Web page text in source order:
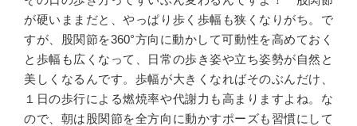
が硬いままだと、やっぱり歩く歩幅も狭くなりがち。で
すが、股関節を360°方向に動かして可動性を高めておく
と歩幅も広くなって、日常の歩き姿や立ち姿勢が自然と
美しくなるんです。歩幅が大きくなればそのぶんだけ、
１日の歩行による燃焼率や代謝力も高まりますよね。な
ので、朝は股関節を全方向に動かすポーズも習慣にして